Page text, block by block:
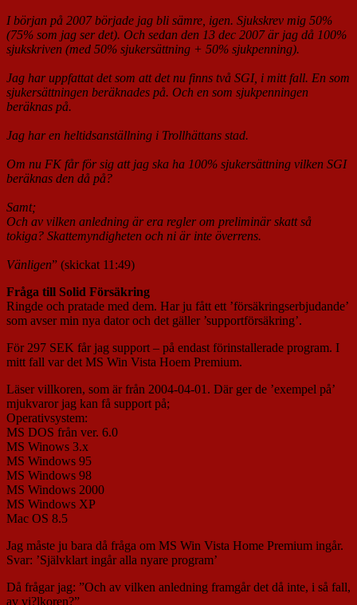
I början på 2007 började jag bli sämre, igen. Sjukskrev mig 50%
(75% som jag ser det). Och sedan den 13 dec 2007 är jag då 100%
sjukskriven (med 50% sjukersättning + 50% sjukpenning).
Jag har uppfattat det som att det nu finns två SGI, i mitt fall. En som
sjukersättningen beräknades på. Och en som sjukpenningen
beräknas på.
Jag har en heltidsanställning i Trollhättans stad.
Om nu FK får för sig att jag ska ha 100% sjukersättning vilken SGI
beräknas den då på?
Samt;
Och av vilken anledning är era regler om preliminär skatt så
tokiga? Skattemyndigheten och ni är inte överrens.
Vänligen” (skickat 11:49)
Fråga till Solid Försäkring
Ringde och pratade med dem. Har ju fått ett ’försäkringserbjudande’
som avser min nya dator och det gäller ’supportförsäkring’.
För 297 SEK får jag support – på endast förinstallerade program. I
mitt fall var det MS Win Vista Hoem Premium.
Läser villkoren, som är från 2004-04-01. Där ger de ’exempel på’
mjukvaror jag kan få support på;
Operativsystem:
MS DOS från ver. 6.0
MS Winows 3.x
MS Windows 95
MS Windows 98
MS Windows 2000
MS Windows XP
Mac OS 8.5
Jag måste ju bara då fråga om MS Win Vista Home Premium ingår.
Svar: ’Självklart ingår alla nyare program’
Då frågar jag: ”Och av vilken anledning framgår det då inte, i så fall,
av vi?lkoren?”